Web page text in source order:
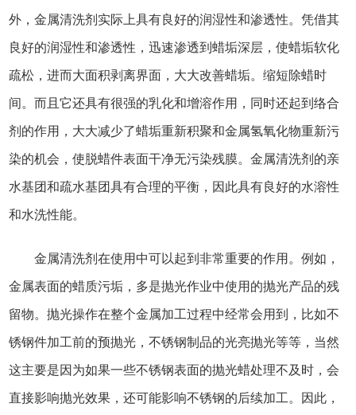
外，金属清洗剂实际上具有良好的润湿性和渗透性。凭借其
良好的润湿性和渗透性，迅速渗透到蜡垢深层，使蜡垢软化
疏松，进而大面积剥离界面，大大改善蜡垢。缩短除蜡时
间。而且它还具有很强的乳化和增溶作用，同时还起到络合
剂的作用，大大减少了蜡垢重新积聚和金属氢氧化物重新污
染的机会，使脱蜡件表面干净无污染残膜。金属清洗剂的亲
水基团和疏水基团具有合理的平衡，因此具有良好的水溶性
和水洗性能。
金属清洗剂在使用中可以起到非常重要的作用。例如，
金属表面的蜡质污垢，多是抛光作业中使用的抛光产品的残
留物。抛光操作在整个金属加工过程中经常会用到，比如不
锈钢件加工前的预抛光，不锈钢制品的光亮抛光等等，当然
这主要是因为如果一些不锈钢表面的抛光蜡处理不及时，会
直接影响抛光效果，还可能影响不锈钢的后续加工。因此，